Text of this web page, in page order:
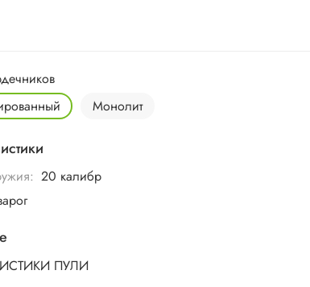
Монолит
20 калибр
ПУЛИ